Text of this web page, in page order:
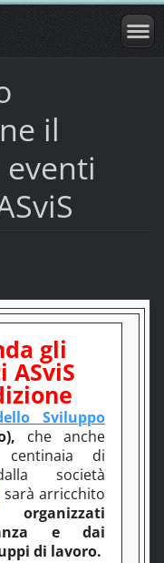
il
gli
Sviluppo
che anche
di
società
sarà arricchito
organizzati
e dai
di lavoro.